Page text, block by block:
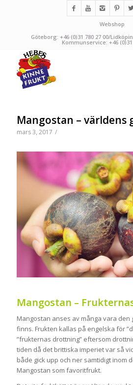
Webshop
Göteborg: +46 (0)31 780 27 00/
Kommunservice: +46 (0)31
Mangostan – världens
mars 3, 2017 /
Mangostan –
Mangostan anses av många vara den
finns. Frukten kallas på engelska för
”frukternas drottning” eftersom
tiden då det brittiska imperiet var så
både gick upp och ner samtidigt inom
Mangostan som favoritfrukt.